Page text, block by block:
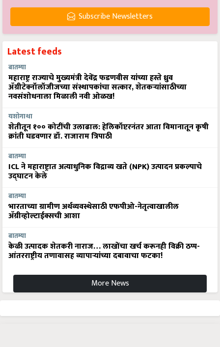
Subscribe Newsletters
Latest feeds
बातम्या
महाराष्ट्र राज्याचे मुख्यमंत्री देवेंद्र फडणवीस यांच्या हस्ते ध्रुव
ॲग्रीटेक्नॉलॉजीजच्या संस्थापकांचा सत्कार, शेतकऱ्यांसाठीच्या
नवसंशोधनाला मिळाली नवी ओळख!
यशोगाथा
शेतीतून १०० कोटींची उलाढाल: हेलिकॉप्टरनंतर आता विमानातून कृषी
क्रांती घडवणार डॉ. राजाराम त्रिपाठी
बातम्या
ICL ने महाराष्ट्रात अत्याधुनिक विद्राव्य खते (NPK) उत्पादन प्रकल्पाचे
उद्घाटन केले
बातम्या
भारताच्या ग्रामीण अर्थव्यवस्थेसाठी एफपीओ-नेतृत्वाखालील
अ‍ॅग्रीव्होल्टाईक्सची आशा
बातम्या
केळी उत्पादक शेतकरी नाराज… लाखोंचा खर्च करूनही विक्री ठप्प-
आंतरराष्ट्रीय तणावासह व्यापाऱ्यांच्या दबावाचा फटका!
More News